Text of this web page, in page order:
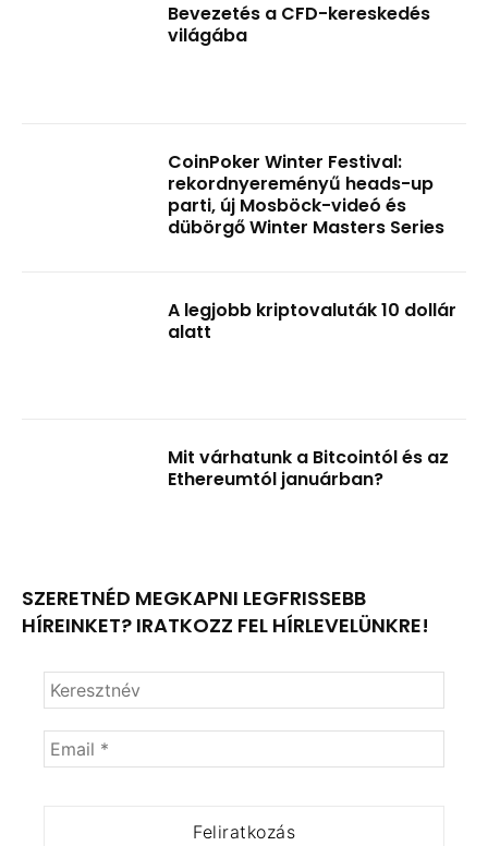
Bevezetés a CFD-kereskedés
világába
CoinPoker Winter Festival:
rekordnyereményű heads-up
parti, új Mosböck-videó és
dübörgő Winter Masters Series
A legjobb kriptovaluták 10 dollár
alatt
Mit várhatunk a Bitcointól és az
Ethereumtól januárban?
SZERETNÉD MEGKAPNI LEGFRISSEBB
HÍREINKET? IRATKOZZ FEL HÍRLEVELÜNKRE!